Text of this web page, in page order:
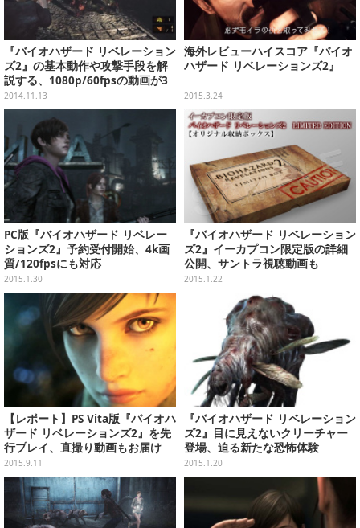
『バイオハザード リベレーション
ズ2』の基本動作や攻撃手段を解
説する、1080p/60fpsの動画が3
本公開
2014.11.13
海外レビューハイスコア『バイオ
ハザード リベレーションズ2』
2015.3.24
PC版『バイオハザード リベレー
ションズ2』予約受付開始、4k画
質/120fpsにも対応
2015.1.30
『バイオハザード リベレーション
ズ2』イーカプコン限定版の詳細
公開、サントラ視聴動画も
2015.1.22
【レポート】PS Vita版『バイオハ
ザード リベレーションズ2』を先
行プレイ、直撮り動画もお届け
2015.9.11
『バイオハザード リベレーション
ズ2』目に見えないクリーチャー
登場、迫る新たな恐怖体験
2015.1.20